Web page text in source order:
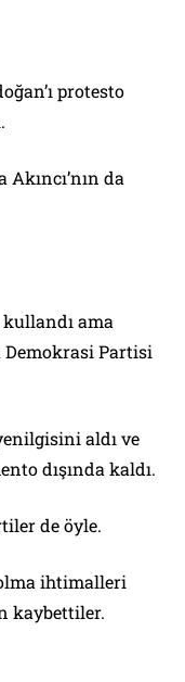
protesto
da
ama
Demokrasi Partisi
aldı ve
dışında kaldı.
de öyle.
ihtimalleri
kaybettiler.